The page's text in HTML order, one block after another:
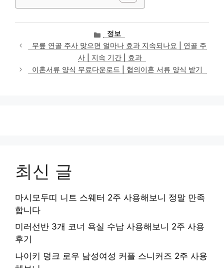
카
테
고
리
정보
무릎 연골 주사 맞으면 얼마나 효과 지속되나요 | 연골 주
사 | 지속 기간 | 효과
이혼서류 양식 무료다운로드 | 협의이혼 서류 양식 받기
최신 글
마시모두띠 니트 스웨터 2주 사용해보니 정말 만족
합니다
미러선반 3개 코너 욕실 수납 사용해보니 2주 사용
후기
나이키 덩크 로우 남성여성 커플 스니커즈 2주 사용